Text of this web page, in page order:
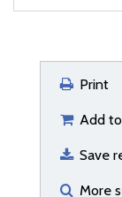
Print
Add
Save
More